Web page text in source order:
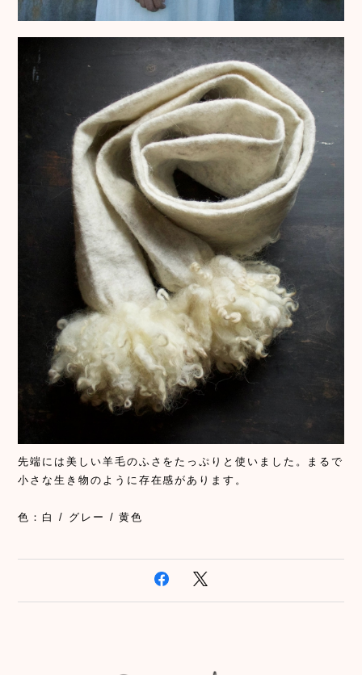
先端には美しい羊毛のふさをたっぷりと使いました。まるで
小さな生き物のように存在感があります。
色：白 / グレー / 黄色